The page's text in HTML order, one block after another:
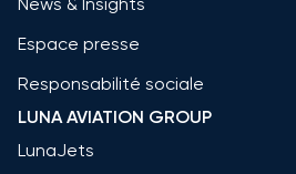
Espace presse
Responsabilité sociale
LUNA AVIATION GROUP
LunaJets